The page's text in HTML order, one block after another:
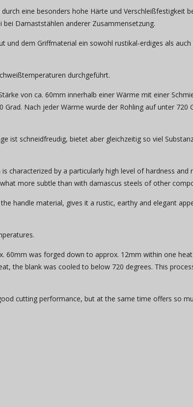
eine besonders hohe Härte und Verschleißfestigkeit
Damaststählen anderer Zusammensetzung.
dem Griffmaterial ein sowohl rustikal-erdiges als auch
durchgeführt.
von ca. 60mm innerhalb einer Wärme mit einer
Nach jeder Wärme wurde der Rohling auf unter 720
ist schneidfreudig, bietet aber gleichzeitig so viel
characterized by a particularly high level of hardness
more subtle than with damascus steels of other
handle material, gives it a rustic, earthy and elegant
was forged down to approx. 12mm within one
the blank was cooled to below 720 degrees. This
cutting performance, but at the same time offers so